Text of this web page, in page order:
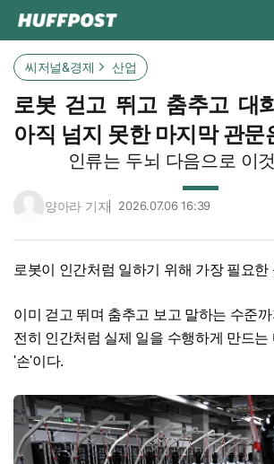
씨저널&경제 산업
로봇 걷고 뛰고 춤추고 대
아직 넘지 못한 마지막 관문
인류는 두뇌 다음으로 이
양아라 기자 2026.07.06 16:39
로봇이 인간처럼 일하기 위해 가장 필요한
이미 걷고 뛰며 춤추고 보고 말하는 수준
전히 인간처럼 실제 일을 수행하게 만드는
'손'이다.